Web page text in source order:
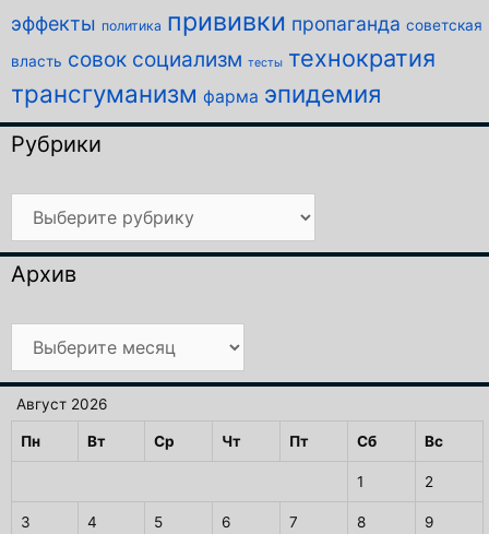
эффекты политика прививки пропаганда советская
власть совок социализм тесты технократия
трансгуманизм фарма эпидемия
Рубрики
Архив
Август 2026
Пн Вт Ср Чт Пт Сб Вс
1 2
3 4 5 6 7 8 9